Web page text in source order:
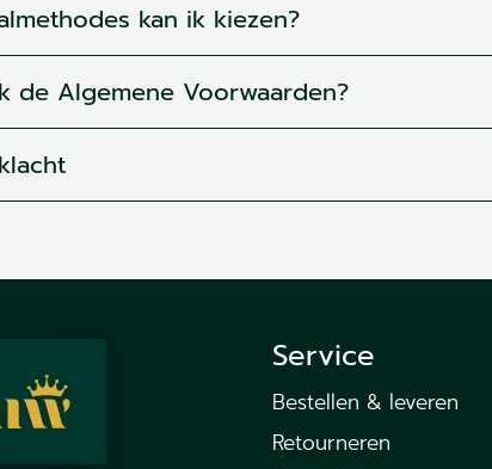
kan ik kiezen?
de Algemene Voorwaarden?
Service
Bestellen & leveren
Retourneren